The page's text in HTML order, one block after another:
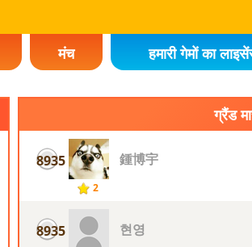
मंच हमारी गेमों का
ग्रैंड
8935
2
鍾博宇
8935 현영